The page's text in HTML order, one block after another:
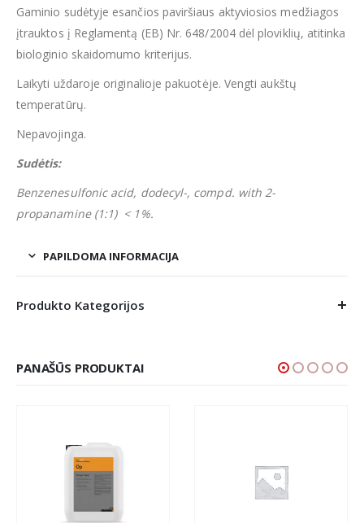
Gaminio sudėtyje esančios paviršiaus aktyviosios medžiagos
įtrauktos į Reglamentą (ЕB) Nr. 648/2004 dėl ploviklių, atitinka
biologinio skaidomumo kriterijus.
Laikyti uždaroje originalioje pakuotėje. Vengti aukštų
temperatūrų.
Nepavojinga.
Sudėtis:
Benzenesulfonic acid, dodecyl-, compd. with 2-
propanamine (1:1) < 1%.
PAPILDOMA INFORMACIJA
Produkto Kategorijos
PANAŠŪS PRODUKTAI